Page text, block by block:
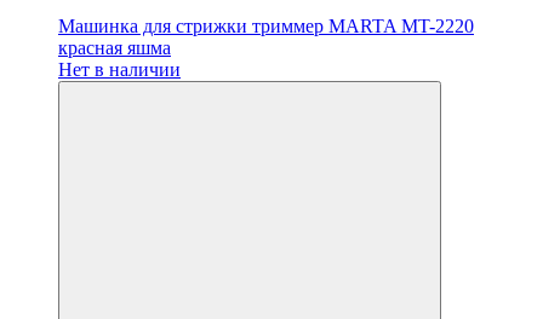
Машинка для стрижки триммер MARTA MT-2220
красная яшма
Нет в наличии